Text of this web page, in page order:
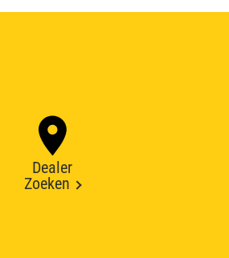
Dealer
Zoeken